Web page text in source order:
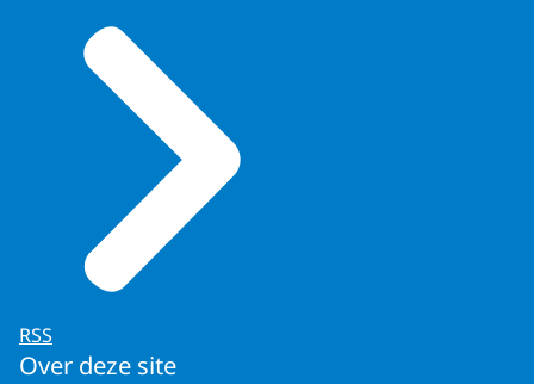
RSS
Over deze site